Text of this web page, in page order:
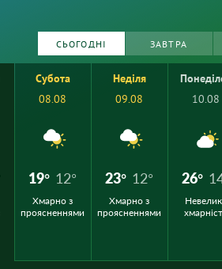
СЬОГОДНІ ЗАВТРА
Субота
08.08
19° 12°
Хмарно з
проясненнями
Неділя
09.08
23° 12°
Хмарно з
проясненнями
10.08
26°